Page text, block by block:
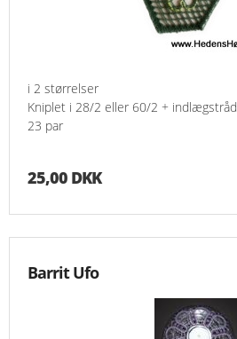
i 2 størrelser
Kniplet i 28/2 eller 60/2 + indlægstråd
23 par
25,00 DKK
Barrit Ufo